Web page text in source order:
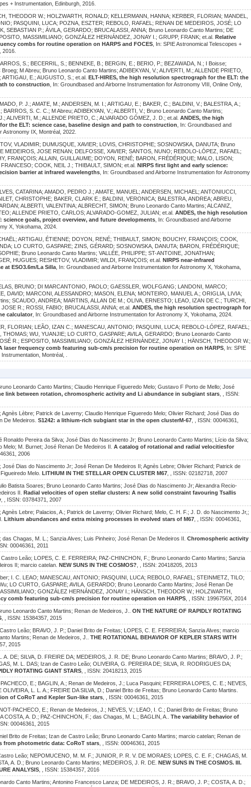
+ Instrumentation, Edinburgh, 2016.
THEODOR W.; HOLZWARTH, RONALD; KELLERMANN, HANNA; KERBER, FLORIAN; MANDEL,
PASQUINI, LUCA; POZNA, ESZTER; REBOLO, RAFAEL; RENAN DE MEDEIROS, JOSÉ; LO
SEBASTIAN P.; ÁVILA, GERARDO; BRUCALASSI, ANNA; Bruno Leonardo Canto Martins; DE
MASSIMILIANO; GONZÁLEZ HERNÁNDEZ, JONAY I.; GRUPP, FRANK; et.al.Relative
combs for routine operation on HARPS and FOCES , In: SPIE Astronomical Telescopes +
2016.
S.; BECERRIL, S.; BENNEKE, B.; BERGIN, E.; BERIO, P.; BEZAWADA, N.; I Boisse;
M Abreu; Bruno Leonardo Canto Martins; ADIBEKYAN, V.; ALIVERTI, M.; ALLENDE PRIETO,
ARTIGAU, E.; AUGUSTO, S.; et.al.ELT-HIRES, the high resolution spectrograph for the ELT: the
to construction
, In: Groundbased and Airborne Instrumentation for Astronomy VIII, Online Only,
P. J.; AMATE, M.; ANDERSEN, M. I.; ARTIGAU, E.; BAKER, C.; BALDINI, V.; BALESTRA, A.;
BARROS, S. C. C.; M Abreu; ADIBEKYAN, V.; ALBERTI, V.; Bruno Leonardo Canto Martins;
ALIVERTI, M.; ALLENDE PRIETO, C.; ALVARADO GÓMEZ, J. D.; et.al.ANDES, the high
the ELT: science case, baseline design and path to construction
, In: Groundbased and
Astronomy IX, Montréal, 2022.
VLADIMIR; DUMUSQUE, XAVIER; LOVIS, CHRISTOPHE; SOSNOWSKA, DANUTA; Bruno
MEDEIROS, JOSE RENAN; DELFOSSE, XAVIER; SANTOS, NUNO; REBOLO-LÓPEZ, RAFAEL;
FRANÇOIS; ALLAIN, GUILLAUME; DOYON, RENÉ; BARON, FRÉDÉRIQUE; MALO, LISON;
COOK, NEIL J.; THIBAULT, SIMON; et.al.NIRPS first light and early science:
barrier at infrared wavelengths , In: Groundbased and Airborne Instrumentation for Astronomy
CATARINA; AMADO, PEDRO J.; AMATE, MANUEL; ANDERSEN, MICHAEL; ANTONIUCCI,
CHRISTOPHE; BAKER, CLARK E.; BALDINI, VERONICA; BALESTRA, ANDREA; ABREU,
ALBERTI, VALENTINA; ALBRECHT, SIMON; Bruno Leonardo Canto Martins; ALCANIZ,
ALLENDE PRIETO, CARLOS; ALVARADO-GOMEZ, JULIAN; et.al.ANDES, the high resolution
science goals, project overview, and future developments , In: Groundbased and Airborne
X, Yokohama, 2024.
ARTIGAU, ÉTIENNE; DOYON, RENÉ; THIBAULT, SIMON; BOUCHY, FRANÇOIS; COOK,
LO CURTO, GASPARE; ZINS, GÉRARD; SOSNOWSKA, DANUTA; BARON, FRÉDÉRIQUE;
Bruno Leonardo Canto Martins; VALLÉE, PHILIPPE; ST-ANTOINE, JONATHAN;
HUGUES; RESHETOV, VLADIMIR; WILDI, FRANÇOIS; et.al.NIRPS near-infrared
at ESO3.6m/La Silla , In: Groundbased and Airborne Instrumentation for Astronomy X, Yokohama,
BRUNO; DI MARCANTONIO, PAOLO; GAESSLER, WOLFGANG; LANDONI, MARCO;
DAVID; MARCONI, ALESSANDRO; MASON, ELENA; MONTEIRO, MANUEL A.; ORIGLIA, LIVIA;
SCAUDO, ANDREA; MARTINS, ALLAN DE M.; OLIVA, ERNESTO; LEAO, IZAN DE C.; TURCHI,
R.; ROSSI, FABIO; BRUCALASSI, ANNA; et.al.ANDES, the high resolution spectrograph for
calculator , In: Groundbased and Airborne Instrumentation for Astronomy X, Yokohama, 2024.
FLORIAN; LEÃO, IZAN C.; MANESCAU, ANTONIO; PASQUINI, LUCA; REBOLO-LÓPEZ, RAFAEL;
THOMAS; WU, YUANJIE; LO CURTO, GASPARE; AVILA, GERARDO; Bruno Leonardo Canto
R.; ESPOSITO, MASSIMILIANO; GONZÁLEZ HERNÁNDEZ, JONAY I.; HÄNSCH, THEODOR W.;
laser frequency comb featuring sub-cm/s precision for routine operation on HARPS , In: SPIE
Montréal, .
Leonardo Canto Martins; Claudio Henrique Figueredo Melo; Gustavo F Porto de Mello; José
link between rotation, chromospheric activity and Li abundance in subgiant stars , , ISSN:
Lèbre; Patrick de Laverny; Claudio Henrique Figueredo Melo; Olivier Richard; José Dias do
De Medeiros.S1242: a lithium-rich subgiant star in the open clusterM-67 , , ISSN: 00046361,
Pereira da Silva; José Dias do Nascimento Jr; Bruno Leonardo Canto Martins; Lício da Silva;
Melo; M. Burnet; José Renan De Medeiros II.A catalog of rotational and radial velocitiesfor
2006
José Dias do Nascimento Jr; José Renan De Medeiros II; Agnès Lebre; Olivier Richard; Patrick de
Melo.LITHIUM IN THE STELLAR OPEN CLUSTER M67 , , ISSN: 02182718, 2007
Batista Soares; Bruno Leonardo Canto Martins; José Dias do Nascimento Jr; Alexandra Recio-
II.Radial velocities of open stellar clusters: A new solid constraint favouring Tsallis
, , ISSN: 03784371, 2007
Lebre; Palacios, A.; Patrick de Laverny; Olivier Richard; Melo, C. H. F.; J. D. do Nascimento Jr,;
Lithium abundances and extra mixing processes in evolved stars of M67 , , ISSN: 00046361,
Chagas, M. L.; Sanzia Alves; Luis Pinheiro; José Renan De Medeiros II. Chromospheric activity
00046361, 2011
Leão; LOPES, C. E. FERREIRA; PAZ-CHINCHON, F.; Bruno Leonardo Canto Martins; Sanzia
II; marcio catelan.NEW SUNS IN THE COSMOS? , , ISSN: 20418205, 2013
I. C. LEAO; MANESCAU, ANTONIO; PASQUINI, LUCA; REBOLO, RAFAEL; STEINMETZ, TILO;
LO CURTO, GASPARE; AVILA, GERARDO; Bruno Leonardo Canto Martins; José Renan De
GONZÁLEZ HERNÁNDEZ, JONAY I.; HÄNSCH, THEODOR W.; HOLZWARTH,
comb featuring sub-cm/s precision for routine operation on HARPS , , ISSN: 1996756X, 2014
Leonardo Canto Martins; Renan de Medeiros, J.. ON THE NATURE OF RAPIDLY ROTATING
, , ISSN: 15384357, 2015
Leão; BRAVO, J. P.; Daniel Brito de Freitas; LOPES, C. E. FERREIRA; Sanzia Alves; marcio
Martins; Renan de Medeiros, J..THE ROTATIONAL BEHAVIOR OF KEPLER STARS WITH
2015
A. DE; SILVA, D. FREIRE DA; MEDEIROS, J. R. DE; Bruno Leonardo Canto Martins; BRAVO, J. P.;
M. L. DAS; Izan de Castro Leão; OLIVEIRA, G. PEREIRA DE; SILVA, R. RODRIGUES DA;
ROTATING GIANT STARS , , ISSN: 20418213, 2015
E.; BAGLIN, A.; Renan de Medeiros, J.; Luca Pasquini; FERREIRA LOPES, C. E.; NEVES,
OLIVEIRA, L. L. A.; FREIRE DA SILVA, D.; Daniel Brito de Freitas; Bruno Leonardo Canto Martins.
of CoRoT and Kepler Sun-like stars , , ISSN: 00046361, 2015
PACHECO, E.; Renan de Medeiros, J.; NEVES, V.; LEAO, I. C.; Daniel Brito de Freitas; Bruno
COSTA, A. D.; PAZ-CHINCHON, F.; das Chagas, M. L.; BAGLIN, A..The variability behavior of
00046361, 2015
Brito de Freitas; Izan de Castro Leão; Bruno Leonardo Canto Martins; marcio catelan; Renan de
from photometric data: CoRoT stars , , ISSN: 00046361, 2015
Leão; NEPOMUCENO, M. M. F.; JUNIOR, P. R. V. DE MORAES; LOPES, C. E. F.; CHAGAS, M.
A. D.; Bruno Leonardo Canto Martins; MEDEIROS, J. R. DE.NEW SUNS IN THE COSMOS. III.
ANALYSIS , , ISSN: 15384357, 2016
Canto Martins; Antonino Francesco Lanza; DE MEDEIROS, J. R.; BRAVO, J. P.; COSTA, A. D.;